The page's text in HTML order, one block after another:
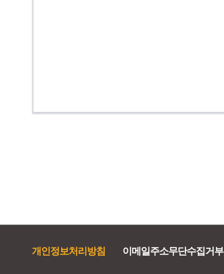
개인정보처리방침 이메일주소무단수집거부